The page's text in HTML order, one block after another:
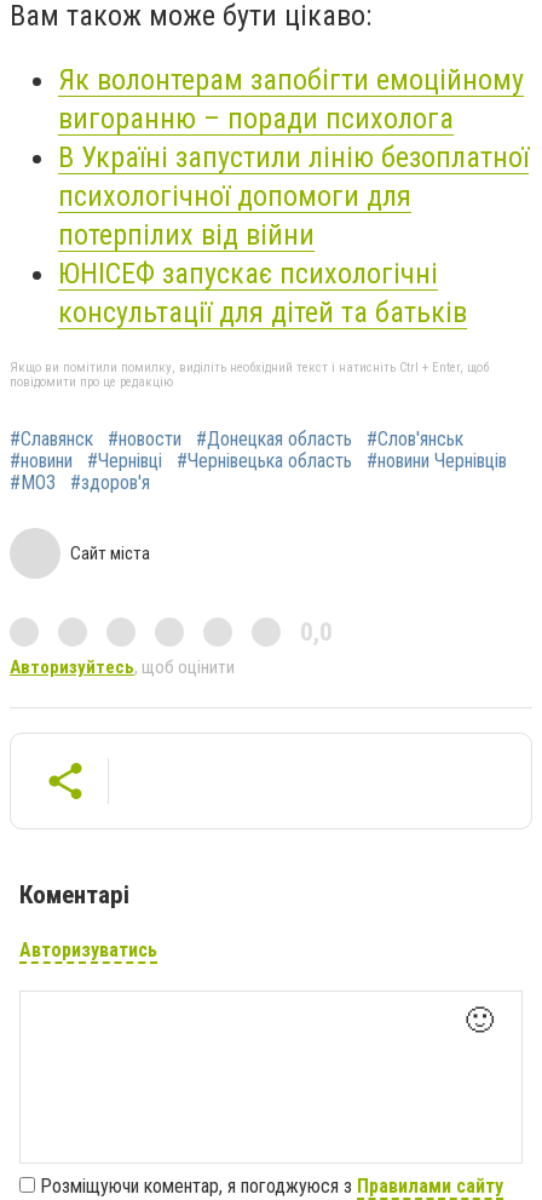
Вам також може бути цікаво:
Як волонтерам запобігти емоційному
вигоранню – поради психолога
В Україні запустили лінію безоплатної
психологічної допомоги для
потерпілих від війни
ЮНІСЕФ запускає психологічні
консультації для дітей та батьків
Якщо ви помітили помилку, виділіть необхідний текст і натисніть Ctrl + Enter, щоб
повідомити про це редакцію
#Славянск #новости #Донецкая область
#Слов'янськ
#новини
#Чернівці #Чернівецька область
#новини Чернівців
#МОЗ
#здоров'я
Сайт міста
0,0
Авторизуйтесь, щоб оцінити
Коментарі
Авторизуватись
🙂
Розміщуючи коментар, я погоджуюся з Правилами сайту